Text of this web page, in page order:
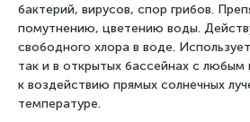
бактерий, вирусов, спор грибов.
помутнению, цветению воды.
свободного хлора в воде.
так и в открытых бассейнах с любым
к воздействию прямых солнечных
температуре.